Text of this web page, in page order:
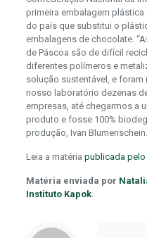
primeira embalagem
do país que substitui o
embalagens de chocolate.
de Páscoa são de difícil
diferentes polímeros e
solução sustentável, e
nosso laboratório dezenas
empresas, até chegarmos a
produto e fosse 100%
produção, Ivan Blumenschein.
Leia a matéria publicada pelo
Matéria enviada por
Instituto Kapok.